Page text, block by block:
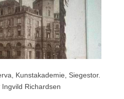
Kunstakademie, Siegestor.
Ingvild Richardsen